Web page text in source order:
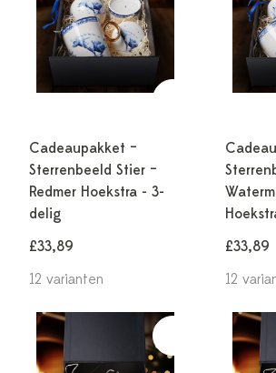
Cadeaupakket –
Sterrenbeeld Stier –
Redmer Hoekstra - 3-
delig
£33,89
12 varianten
£33,89
12